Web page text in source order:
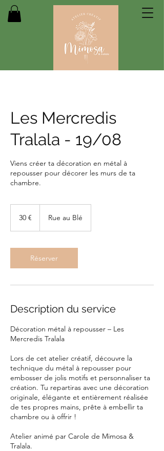
Les Mercredis
Tralala - 19/08
Viens créer ta décoration en métal à
repousser pour décorer les murs de ta
chambre.
30 € Rue au Blé
Réserver
Description du service
Décoration métal à repousser – Les
Mercredis Tralala
Lors de cet atelier créatif, découvre la
technique du métal à repousser pour
emboss­er de jolis motifs et personnaliser ta
création. Tu repartiras avec une décoration
originale, élégante et entièrement réalisée
de tes propres mains, prête à embellir ta
chambre ou à offrir !
Atelier animé par Carole de Mimosa &
Tralala.